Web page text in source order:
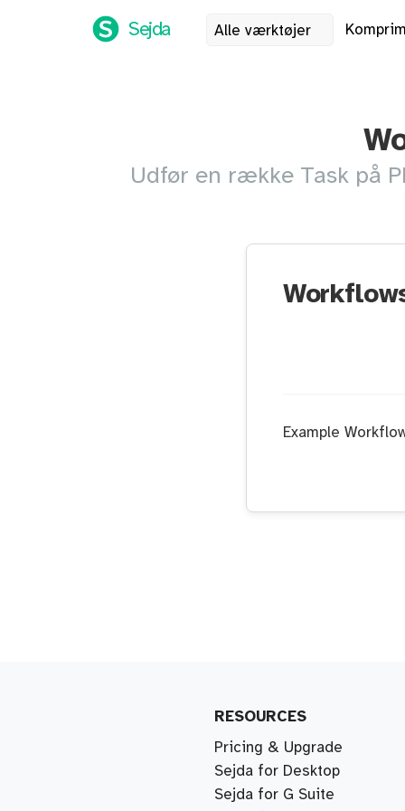
Sejda Alle værktøjer
Udfør en række Task på
Example
RESOURCES
Pricing & Upgrade
Sejda for Desktop
Sejda for G Suite